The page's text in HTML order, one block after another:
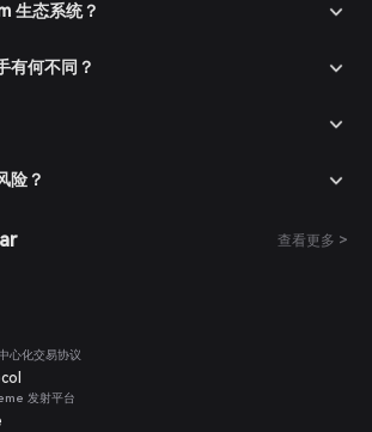
生态系统？
有何不同？
险？
查看更多 >
心化交易协议
发射平台